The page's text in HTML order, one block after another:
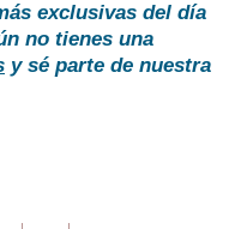
exclusivas del día
no tienes una
y sé parte de nuestra